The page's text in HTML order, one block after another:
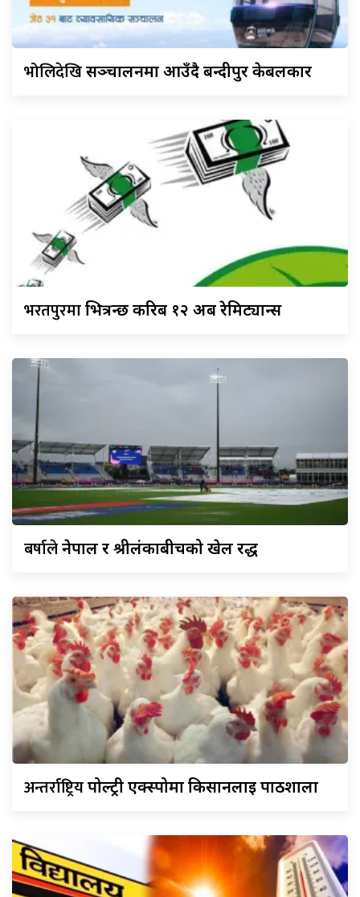
भोलिदेखिसञ्चालनमा आउँदै बन्दीपुर केबलकार
भरतपुरमाभित्रन्छ करिब १२ अर्ब रेमिट्यान्स
बर्षालेनेपाल र श्रीलंकाबीचको खेल रद्ध
अन्तर्राष्ट्रियपोल्ट्री एक्स्पोमा किसानलाई पाठशाला